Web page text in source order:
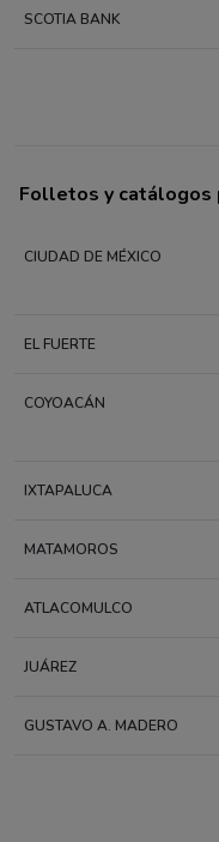
SCOTIA BANK
Folletos y catálogos
CIUDAD DE MÉXICO
EL FUERTE
COYOACÁN
IXTAPALUCA
MATAMOROS
ATLACOMULCO
JUÁREZ
GUSTAVO A. MADERO